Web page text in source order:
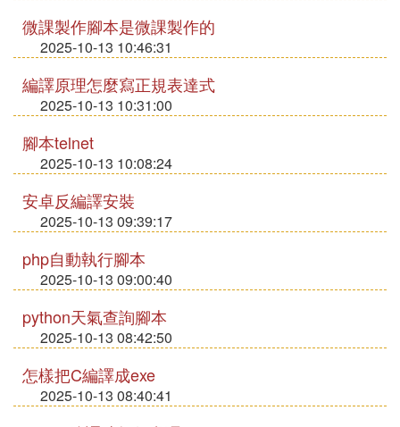
微課製作腳本是微課製作的
2025-10-13 10:46:31
編譯原理怎麼寫正規表達式
2025-10-13 10:31:00
腳本telnet
2025-10-13 10:08:24
安卓反編譯安裝
2025-10-13 09:39:17
php自動執行腳本
2025-10-13 09:00:40
python天氣查詢腳本
2025-10-13 08:42:50
怎樣把C編譯成exe
2025-10-13 08:40:41